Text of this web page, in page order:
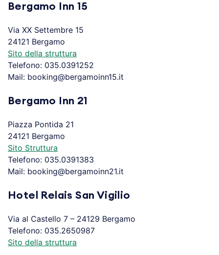
Bergamo Inn 15
Via XX Settembre 15
24121 Bergamo
Sito della struttura
Telefono: 035.0391252
Mail: booking@bergamoinn15.it
Bergamo Inn 21
Piazza Pontida 21
24121 Bergamo
Sito Struttura
Telefono: 035.0391383
Mail: booking@bergamoinn21.it
Hotel Relais San Vigilio
Via al Castello 7 – 24129 Bergamo
Telefono: 035.2650987
Sito della struttura